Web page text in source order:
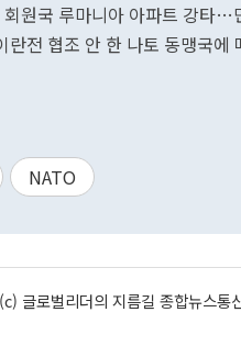
회원국 루마니아 아파트 강타…
전 협조 안 한 나토 동맹국에
NATO
글로벌리더의 지름길 종합뉴스